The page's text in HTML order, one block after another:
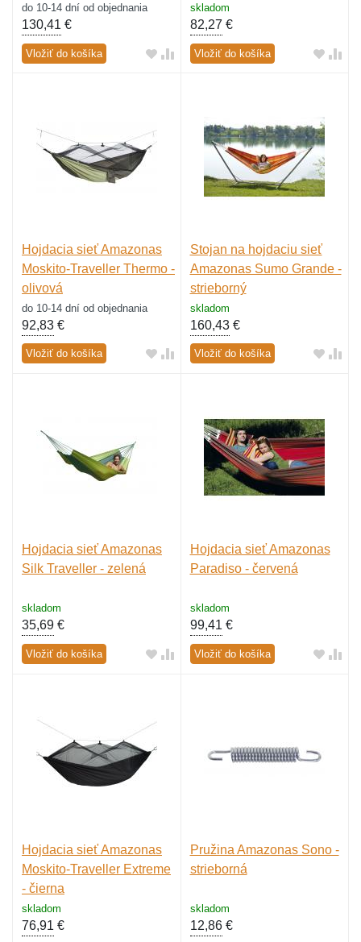
do 10-14 dní od objednania
130,41 €
Vložiť do košíka
skladom
82,27 €
Vložiť do košíka
Hojdacia sieť Amazonas
Moskito-Traveller Thermo -
olivová
do 10-14 dní od objednania
92,83 €
Vložiť do košíka
Stojan na hojdaciu sieť
Amazonas Sumo Grande -
strieborný
skladom
160,43€
Vložiť do košíka
Hojdacia sieť Amazonas
Silk Traveller - zelená
skladom
35,69 €
Vložiť do košíka
Hojdacia sieť Amazonas
Paradiso - červená
skladom
99,41 €
Vložiť do košíka
Hojdacia sieť Amazonas
Moskito-Traveller Extreme
- čierna
skladom
76,91 €
Pružina Amazonas Sono -
strieborná
skladom
12,86€